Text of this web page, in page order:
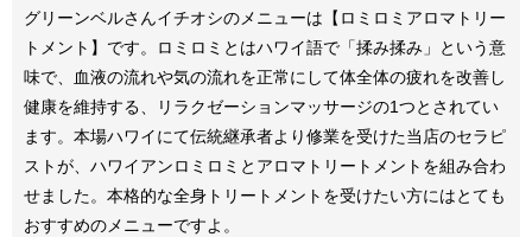
グリーンベルさんイチオシのメニューは【ロミロミアロマトリー
トメント】です。ロミロミとはハワイ語で「揉み揉み」という意
味で、血液の流れや気の流れを正常にして体全体の疲れを改善し
健康を維持する、リラクゼーションマッサージの1つとされてい
ます。本場ハワイにて伝統継承者より修業を受けた当店のセラピ
ストが、ハワイアンロミロミとアロマトリートメントを組み合わ
せました。本格的な全身トリートメントを受けたい方にはとても
おすすめのメニューですよ。